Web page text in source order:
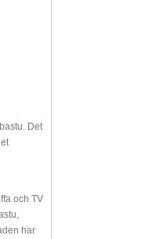
Det
och TV
har